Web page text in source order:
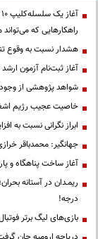
راهکارهایی که
هشدار نسبت به وقوع
آغاز ثبت‌نام آزمون
شواهد پژوهشی از وجود
خاصیت عجیب رژیم
ابراز نگرانی نسبت به
جهانگیر: محمدباقر
آغاز ساخت پناهگاه و
درجه!
بازی‌های لیگ برتر